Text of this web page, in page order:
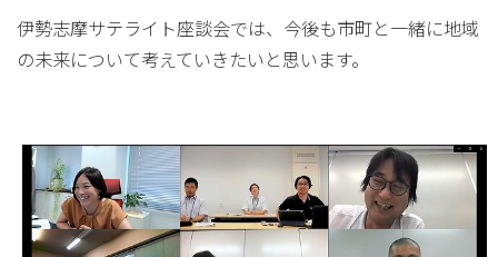
伊勢志摩サテライト座談会では、今後も市町と一緒に地域
の未来について考えていきたいと思います。